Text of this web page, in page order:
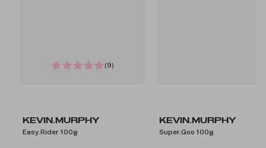
(9)
KEVIN.MURPHY
Easy.Rider 100g
KEVIN.MURPHY
Super.Goo 100g